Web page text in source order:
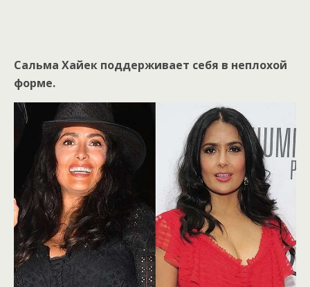
Сальма Хайек поддерживает себя в неплохой
форме.